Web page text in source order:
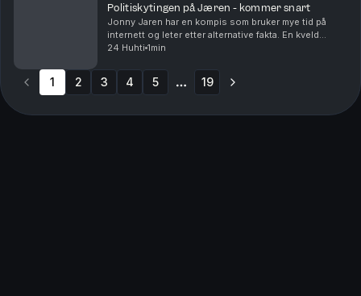
Politiskytingen på Jæren - kommer snart
Jonny Jaren har en kompis som bruker mye tid på
internett og leter etter alternative fakta. En kveld
dukker kompisen hans opp på døren til Jonny, med en
24 Huhti 1min
1 2 3 4 5 19